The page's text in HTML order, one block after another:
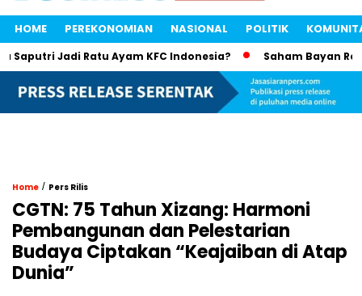
HOME PEREKONOMIAN NASIONAL POLITIK
Jadi Ratu Ayam KFC Indonesia? Saham Bayan
Home / Pers Rilis
CGTN: 75 Tahun Xizang: Harmoni
Pembangunan dan Pelestarian
Budaya Ciptakan “Keajaiban di Atap
Dunia”